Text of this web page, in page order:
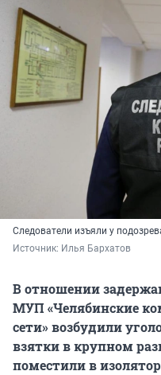
Следователи изъяли у
Источник: Илья Бархатов
В отношении
МУП «Челябинские
сети» возбудили
взятки в крупном
поместили в